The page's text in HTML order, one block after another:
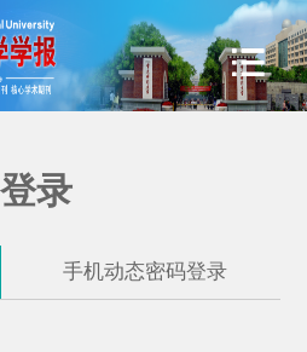
登录
手机动态密码登录